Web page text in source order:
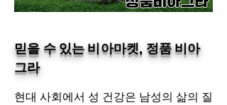
믿을 수 있는 비아마켓, 정품 비아
그라
현대 사회에서 성 건강은 남성의 삶의 질